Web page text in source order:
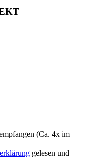
(Ca. 4x im
gelesen und